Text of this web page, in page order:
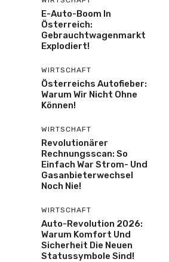
E-Auto-Boom In
Österreich:
Gebrauchtwagenmarkt
Explodiert!
WIRTSCHAFT
Österreichs Autofieber:
Warum Wir Nicht Ohne
Können!
WIRTSCHAFT
Revolutionärer
Rechnungsscan: So
Einfach War Strom- Und
Gasanbieterwechsel
Noch Nie!
WIRTSCHAFT
Auto-Revolution 2026:
Warum Komfort Und
Sicherheit Die Neuen
Statussymbole Sind!